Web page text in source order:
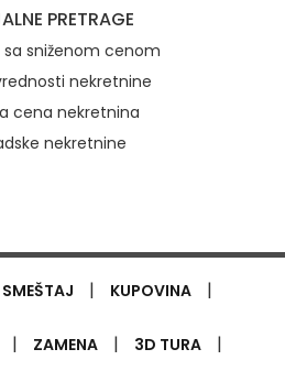
PRETRAGE
sa sniženom cenom
nekretnine
cena nekretnina
nekretnine
SMEŠTAJ | KUPOVINA |
| ZAMENA | 3D TURA |